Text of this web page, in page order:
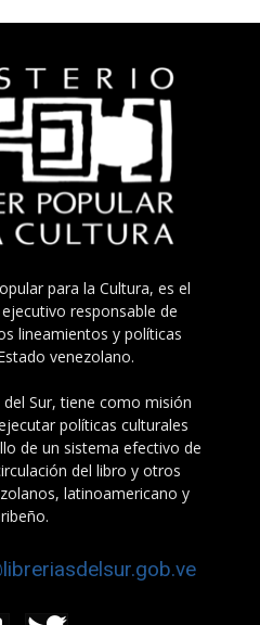
para la Cultura, es el
responsable de
lineamientos y políticas
venezolano.
Sur, tiene como misión
políticas culturales
de un sistema efectivo de
del libro y otros
latinoamericano y